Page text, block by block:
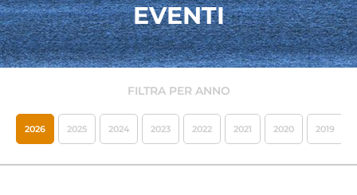
EVENTI
FILTRA PER ANNO
2026 2025 2024 2023 2022 2021 2020 2019